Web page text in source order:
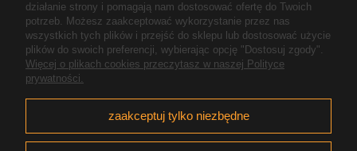
pokaż pełną wersję strony
Sklep internetowy Shoper.pl
działanie strony i pomagają nam dostosować ofertę do Twoich
potrzeb. Możesz zaakceptować wykorzystanie przez nas
wszystkich tych plików i przejść do sklepu lub dostosować użycie
plików do swoich preferencji, wybierając opcję "Dostosuj zgody".
Więcej o plikach cookies przeczytasz w naszej Polityce
prywatności.
zaakceptuj tylko niezbędne